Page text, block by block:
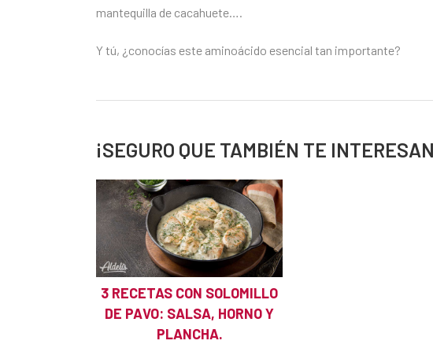
mantequilla de cacahuete….
Y tú, ¿conocías este aminoácido esencial tan importante?
¡SEGURO QUE TAMBIÉN TE
3 RECETAS CON SOLOMILLO
DE PAVO: SALSA, HORNO Y
PLANCHA.